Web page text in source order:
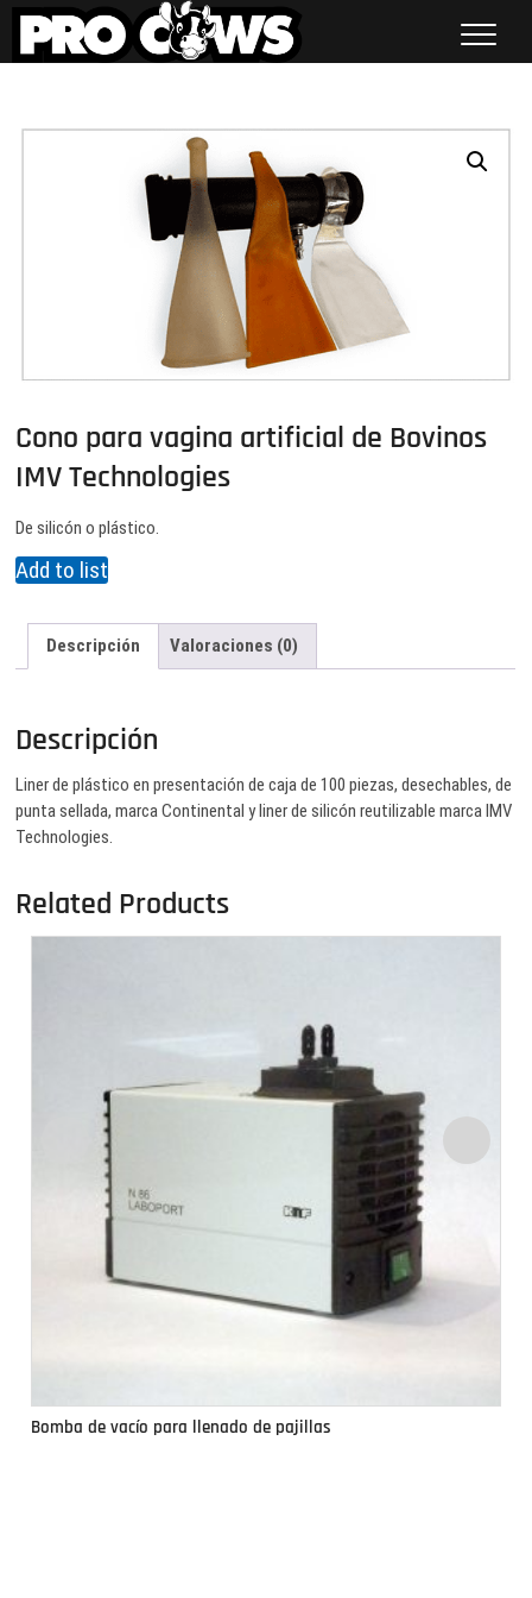
Saltar
contenido
Cono para vagina artificial de Bovinos
IMV Technologies
De silicón o plástico.
Add to list
Descripción Valoraciones (0)
Descripción
Liner de plástico en presentación de caja de 100 piezas, desechables, de
punta sellada, marca Continental y liner de silicón reutilizable marca IMV
Technologies.
Related Products
Bomba de vacío para llenado de pajillas